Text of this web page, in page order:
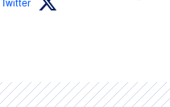
Twitter